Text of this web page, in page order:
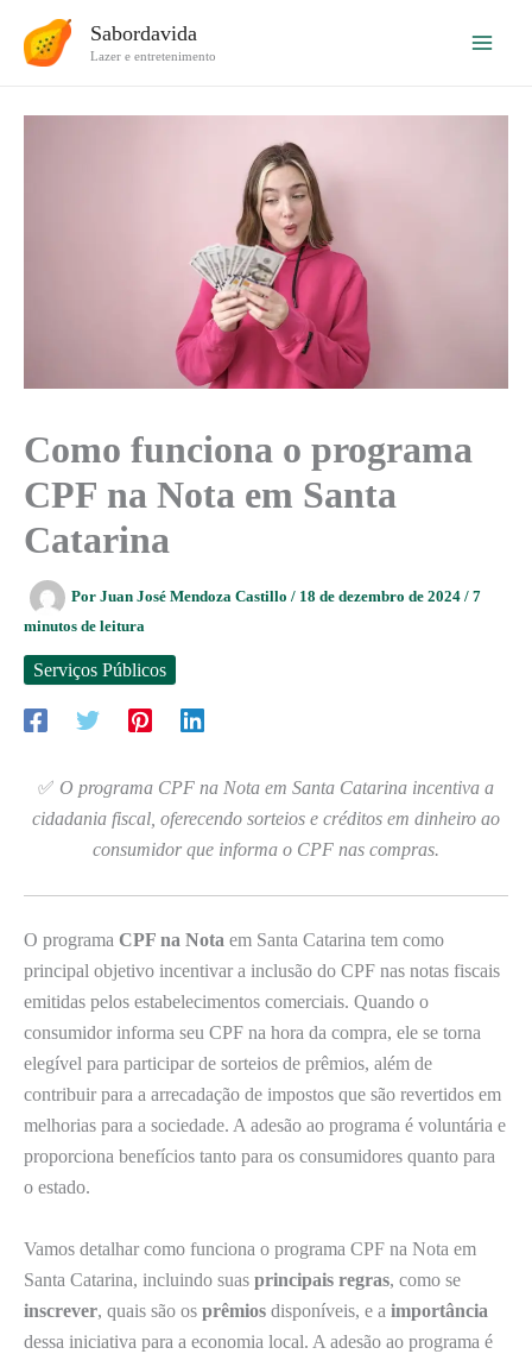
para
Sabordavida
Lazer e entretenimento
Como funciona o programa
CPF na Nota em Santa
Catarina
Por Juan José Mendoza Castillo / 18 de dezembro de 2024 / 7
minutos de leitura
Serviços Públicos
✅ O programa CPF na Nota em Santa Catarina incentiva a
cidadania fiscal, oferecendo sorteios e créditos em dinheiro ao
consumidor que informa o CPF nas compras.
O programa CPF na Nota em Santa Catarina tem como
principal objetivo incentivar a inclusão do CPF nas notas fiscais
emitidas pelos estabelecimentos comerciais. Quando o
consumidor informa seu CPF na hora da compra, ele se torna
elegível para participar de sorteios de prêmios, além de
contribuir para a arrecadação de impostos que são revertidos em
melhorias para a sociedade. A adesão ao programa é voluntária e
proporciona benefícios tanto para os consumidores quanto para
o estado.
Vamos detalhar como funciona o programa CPF na Nota em
Santa Catarina, incluindo suas principais regras, como se
inscrever, quais são os prêmios disponíveis, e a importância
dessa iniciativa para a economia local. A adesão ao programa é